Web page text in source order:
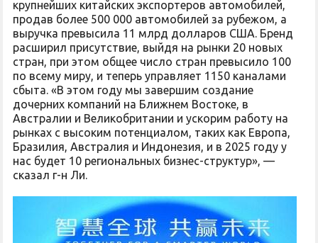
крупнейших китайских экспортеров автомобилей,
продав более 500 000 автомобилей за рубежом, а
выручка превысила 11 млрд долларов США. Бренд
расширил присутствие, выйдя на рынки 20 новых
стран, при этом общее число стран превысило 100
по всему миру, и теперь управляет 1150 каналами
сбыта. «В этом году мы завершим создание
дочерних компаний на Ближнем Востоке, в
Австралии и Великобритании и ускорим работу на
рынках с высоким потенциалом, таких как Европа,
Бразилия, Австралия и Индонезия, и в 2025 году у
нас будет 10 региональных бизнес-структур», —
сказал г-н Ли.